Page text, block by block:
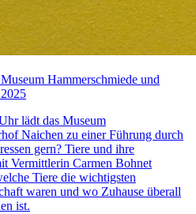
Hammerschmiede und
lädt das Museum
Naichen zu einer Führung durch
gern? Tiere und ihre
Vermittlerin Carmen Bohnet
Tiere die wichtigsten
waren und wo Zuhause überall
ist.